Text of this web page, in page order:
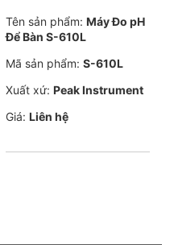
Tên sản phẩm: Máy Đo pH
Để Bàn S-610L
Mã sản phẩm: S-610L
Xuất xứ: Peak Instrument
Giá: Liên hệ